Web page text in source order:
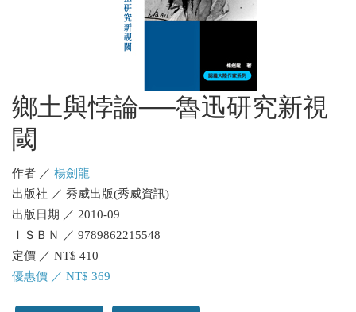
鄉土與悖論──魯迅研究新視
閾
作者 ／ 楊劍龍
出版社 ／ 秀威出版(秀威資訊)
出版日期 ／ 2010-09
ＩＳＢＮ ／ 9789862215548
定價 ／ NT$ 410
優惠價 ／ NT$ 369